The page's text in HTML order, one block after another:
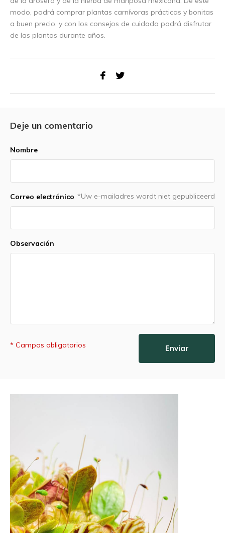
modo, podrá comprar plantas carnívoras prácticas y bonitas
a buen precio, y con los consejos de cuidado podrá disfrutar
de las plantas durante años.
Deje un comentario
Nombre
Correo electrónico *Uw e-mailadres wordt niet gepubliceerd
Observación
* Campos obligatorios Enviar